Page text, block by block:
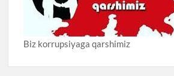
Biz korrupsiyaga qarshimiz